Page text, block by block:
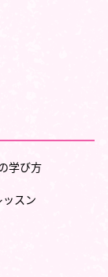
学び方
スン